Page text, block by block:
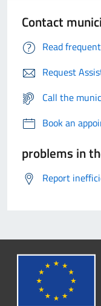
Contact
Read
Request
Call the
Book an
problems in
Report